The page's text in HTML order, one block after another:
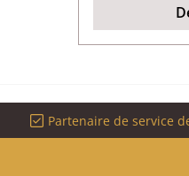
Partenaire de service